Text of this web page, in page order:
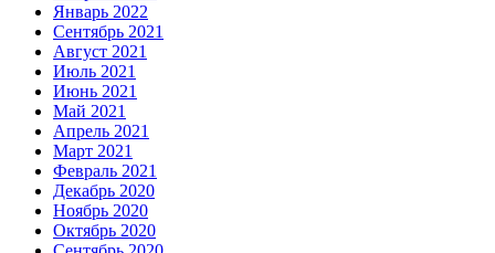
Январь 2022
Сентябрь 2021
Август 2021
Июль 2021
Июнь 2021
Май 2021
Апрель 2021
Март 2021
Февраль 2021
Декабрь 2020
Ноябрь 2020
Октябрь 2020